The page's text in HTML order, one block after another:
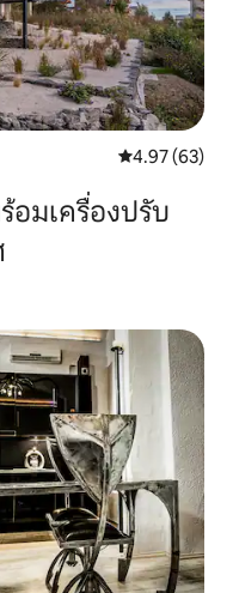
คะแนนเฉลี่ย
4.97 (63)
อมเครื่องปรับ